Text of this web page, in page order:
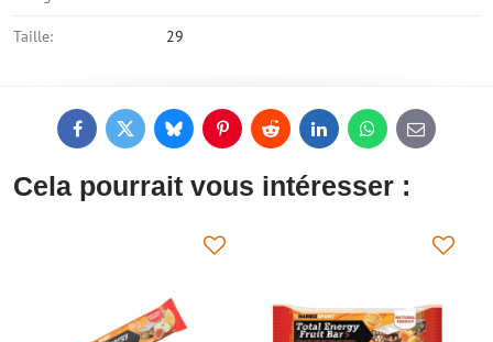
Taille: 29
FacebookTwitterBlueskyPinterestReddit LinkedInWhatsApp
E-
mail
Cela pourrait vous intéresser :